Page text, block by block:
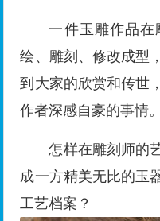
一件玉雕作品在
绘、雕刻、修改成型
到大家的欣赏和传世
作者深感自豪的事情。
怎样在雕刻师的
成一方精美无比的玉
工艺档案？